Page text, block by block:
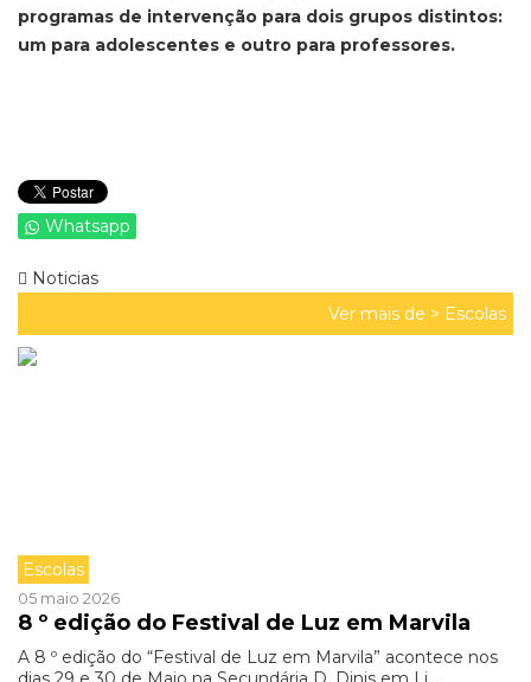
programas de intervenção para dois grupos distintos:
um para adolescentes e outro para professores.
Whatsapp
Noticias
Ver mais de > Escolas
Escolas
05 maio 2026
8 º edição do Festival de Luz em Marvila
A 8 º edição do “Festival de Luz em Marvila” acontece nos